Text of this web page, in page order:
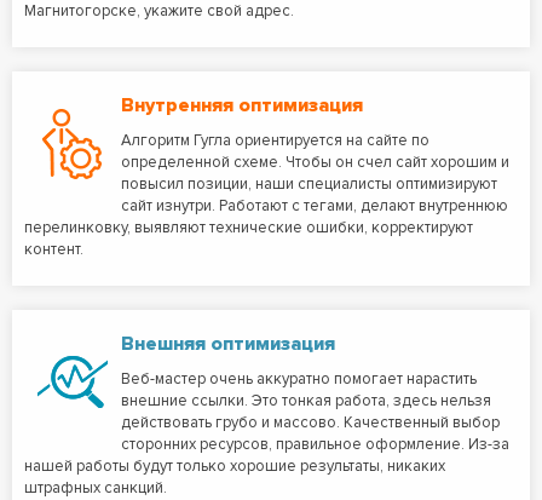
Магнитогорске, укажите свой адрес.
Внутренняя оптимизация
Алгоритм Гугла ориентируется на сайте по
определенной схеме. Чтобы он счел сайт хорошим и
повысил позиции, наши специалисты оптимизируют
сайт изнутри. Работают с тегами, делают внутреннюю
перелинковку, выявляют технические ошибки, корректируют
контент.
Внешняя оптимизация
Веб-мастер очень аккуратно помогает нарастить
внешние ссылки. Это тонкая работа, здесь нельзя
действовать грубо и массово. Качественный выбор
сторонних ресурсов, правильное оформление. Из-за
нашей работы будут только хорошие результаты, никаких
штрафных санкций.